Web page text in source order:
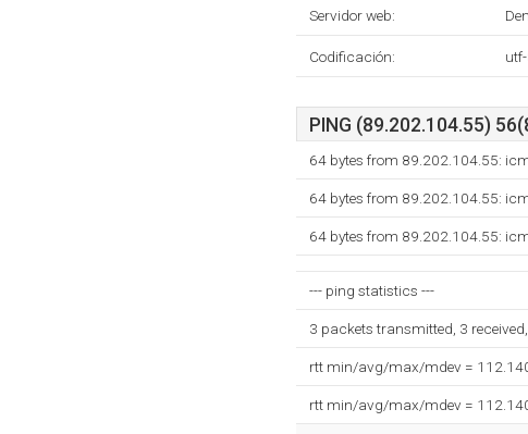
Servidor web:
Codificación:
PING (89.202.104.55)
64 bytes from 89.202.104.55:
64 bytes from 89.202.104.55:
64 bytes from 89.202.104.55:
--- ping statistics ---
3 packets transmitted, 3
rtt min/avg/max/mdev =
rtt min/avg/max/mdev =